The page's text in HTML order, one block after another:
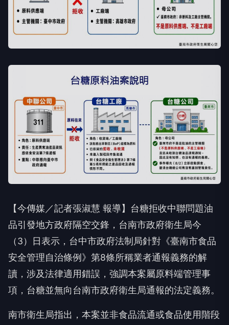
【今傳媒／記者張淑慧 報導】台糖拒收中聯問題油
品引發地方政府隔空交鋒，台南市政府衛生局今
（3）日表示，台中市政府法制局針對《臺南市食品
安全管理自治條例》第8條所稱業者通報義務的解
讀，涉及法律適用錯誤，強調本案屬原料端管理事
項，台糖並無向台南市政府衛生局通報的法定義務。
南市衛生局指出，本案並非食品流通或食品使用階段